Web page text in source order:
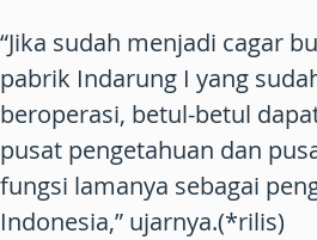
“Jika sudah menjadi cagar
pabrik Indarung I yang
beroperasi, betul-betul
pusat pengetahuan dan
fungsi lamanya sebagai
Indonesia,” ujarnya.(*rilis)